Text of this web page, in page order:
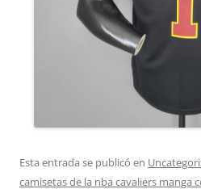
Esta entrada se publicó en
camisetas de la nba cavaliers manga